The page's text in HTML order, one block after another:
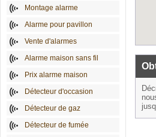
Montage alarme
Alarme pour pavillon
Vente d'alarmes
Alarme maison sans fil
Prix alarme maison
Détecteur d'occasion
Détecteur de gaz
Détecteur de fumée